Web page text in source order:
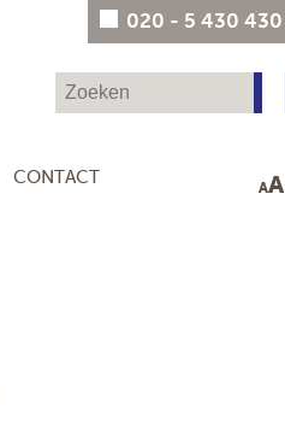
020 - 5 430 430
CONTACT
AA